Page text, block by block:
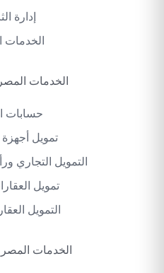
إدارة
الخدمات
الخدمات
حسابات
تمويل أجهزة
التمويل التجاري
تمويل
التمويل
الخدمات